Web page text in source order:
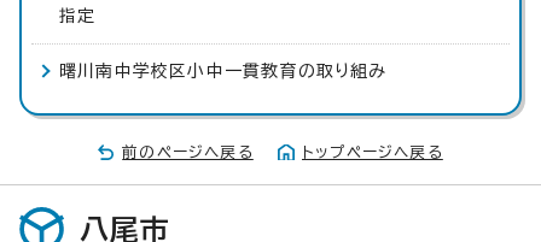
指定
曙川南中学校区小中一貫教育の取り組み
前のページへ戻る トップページへ戻る
八尾市